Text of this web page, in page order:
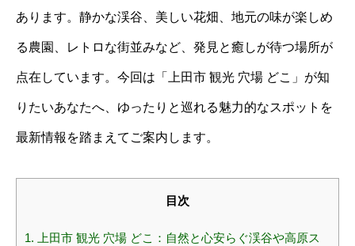
あります。静かな渓谷、美しい花畑、地元の味が楽しめ
る農園、レトロな街並みなど、発見と癒しが待つ場所が
点在しています。今回は「上田市 観光 穴場 どこ」が知
りたいあなたへ、ゆったりと巡れる魅力的なスポットを
最新情報を踏まえてご案内します。
目次
1. 上田市 観光 穴場 どこ：自然と心安らぐ渓谷や高原ス